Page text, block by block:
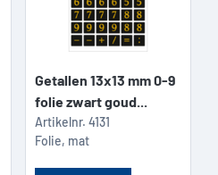
Getallen 13x13 mm 0-9
folie zwart goud...
Artikelnr. 4131
Folie, mat